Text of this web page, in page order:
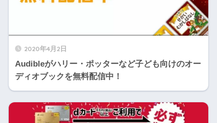
2020年4月2日
Audibleがハリー・ポッターなど子ども向けのオー
ディオブックを無料配信中！